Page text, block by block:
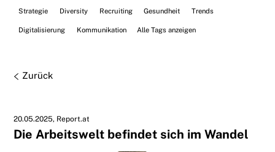
Strategie Diversity Recruiting Gesundheit Trends
Digitalisierung Kommunikation Alle Tags anzeigen
Zurück
20.05.2025 Report.at
Die Arbeitswelt befindet sich im Wandel